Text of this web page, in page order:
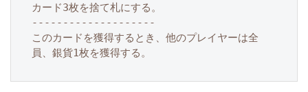
カード3枚を捨て札にする。
--------------------
このカードを獲得するとき、他のプレイヤーは全
員、銀貨1枚を獲得する。